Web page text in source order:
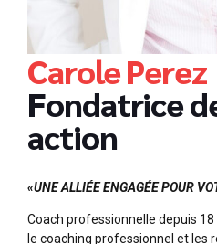
Carole Perez
Fondatrice
action
«UNE ALLIÉE ENGAGÉE POUR
Coach professionnelle depuis
le coaching professionnel et les